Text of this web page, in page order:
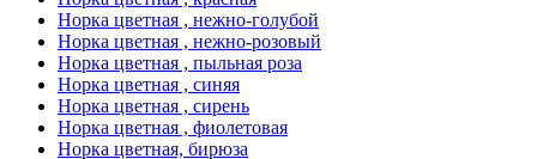
Норка цветная , нежно-голубой
Норка цветная , нежно-розовый
Норка цветная , пыльная роза
Норка цветная , синяя
Норка цветная , сирень
Норка цветная , фиолетовая
Норка цветная, бирюза